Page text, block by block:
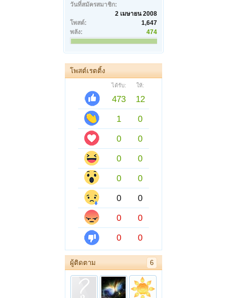
วันที่สมัครสมาชิก:
2 เมษายน 2008
โพสต์:
1,647
พลัง:
474
โพสต์เรตติ้ง
ได้รับ: ให้:
473
12
1
0
0
0
0
0
0
0
0
0
0
0
0
0
ผู้ติดตาม 6